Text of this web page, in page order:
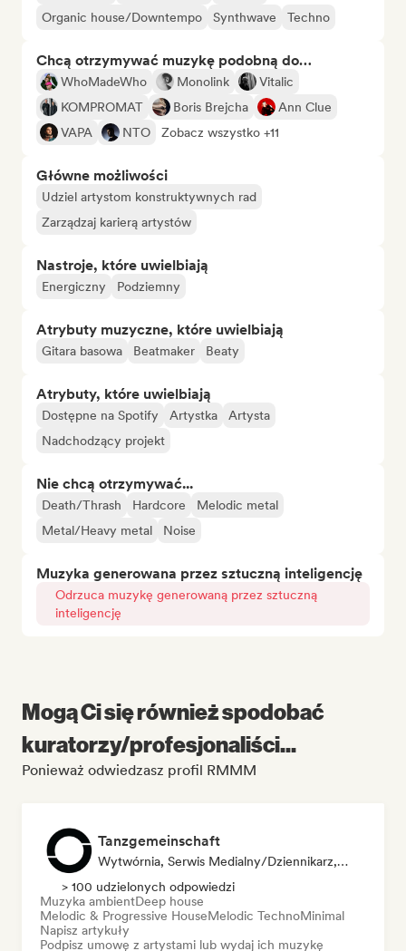
Organic house/Downtempo
Synthwave Techno
Chcą otrzymywać muzykę podobną do…
WhoMadeWho Monolink
Vitalic
KOMPROMAT
Boris Brejcha
Ann Clue
VAPA
NTO Zobacz wszystko +11
Główne możliwości
Udziel artystom konstruktywnych rad
Zarządzaj karierą artystów
Nastroje, które uwielbiają
Energiczny Podziemny
Atrybuty muzyczne, które uwielbiają
Gitara basowa Beatmaker Beaty
Atrybuty, które uwielbiają
Dostępne na Spotify Artystka
Artysta
Nadchodzący projekt
Nie chcą otrzymywać...
Death/Thrash Hardcore
Melodic metal
Metal/Heavy metal
Noise
Muzyka generowana przez sztuczną inteligencję
Odrzuca muzykę generowaną przez sztuczną
inteligencję
Mogą Ci się również spodobać
kuratorzy/profesjonaliści...
Ponieważ odwiedzasz profil RMMM
Tanzgemeinschaft
Wytwórnia, Serwis Medialny/Dziennikarz, Kurator Playlisty
> 100 udzielonych odpowiedzi
Muzyka ambientDeep house
Melodic & Progressive HouseMelodic TechnoMinimal
Napisz artykuły
Podpisz umowę z artystami lub wydaj ich muzykę